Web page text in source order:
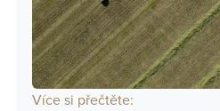
Více si přečtěte: